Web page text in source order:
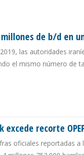
de b/d en
las autoridades
el mismo número de
recorte
oficiales reportadas